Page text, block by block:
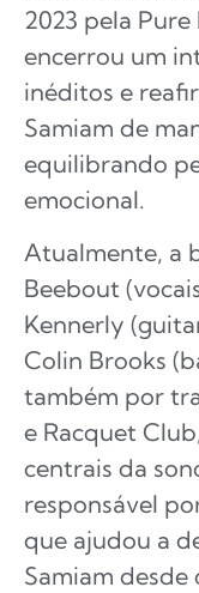
2023 pela
encerrou um
inéditos e
Samiam de
equilibrando
emocional.
Atualmente, a
Beebout
Kennerly
Colin Brooks
também por
e Racquet
centrais da
responsável
que ajudou a
Samiam desde